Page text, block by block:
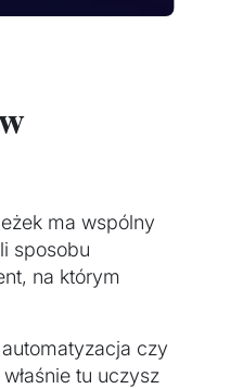
ma wspólny
sposobu
na którym
czy
tu uczysz